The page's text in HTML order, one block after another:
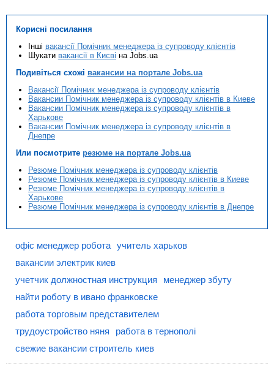
Корисні посилання
Інші вакансії Помічник менеджера із супроводу клієнтів
Шукати вакансії в Києві на Jobs.ua
Подивіться схожі вакансии на портале Jobs.ua
Вакансії Помічник менеджера із супроводу клієнтів
Вакансии Помічник менеджера із супроводу клієнтів в Киеве
Вакансии Помічник менеджера із супроводу клієнтів в
Харькове
Вакансии Помічник менеджера із супроводу клієнтів в
Днепре
Или посмотрите резюме на портале Jobs.ua
Резюме Помічник менеджера із супроводу клієнтів
Резюме Помічник менеджера із супроводу клієнтів в Киеве
Резюме Помічник менеджера із супроводу клієнтів в
Харькове
Резюме Помічник менеджера із супроводу клієнтів в Днепре
офіс менеджер робота учитель харьков
вакансии электрик киев
учетчик должностная инструкция
менеджер збуту
найти роботу в ивано франковске
работа торговым представителем
трудоустройство няня
работа в тернополі
свежие вакансии строитель киев